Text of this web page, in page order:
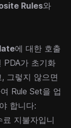
Rules와
에 대한 호출
PDA가 초기화
그렇지 않으면
Rule Set을 업
합니다:
지불자입니